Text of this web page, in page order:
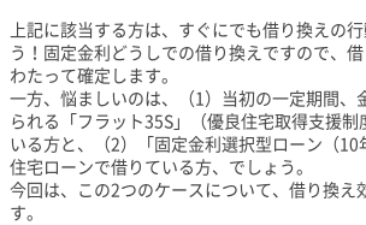
上記に該当する方は、すぐにでも借り換えの
う！固定金利どうしでの借り換えですので、
わたって確定します。
一方、悩ましいのは、（1）当初の一定期間、
られる「フラット35S」（優良住宅取得支援
いる方と、（2）「固定金利選択型ローン（10
住宅ローンで借りている方、でしょう。
今回は、この2つのケースについて、借り換え
す。